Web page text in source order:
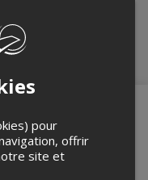
n'êtes pas un
pour
offrir
site et